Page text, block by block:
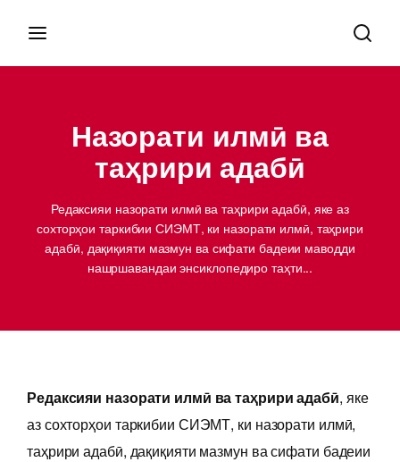
Назорати илмӣ ва
таҳрири адабӣ
Редаксияи назорати илмӣ ва таҳрири адабӣ, яке аз
сохторҳои таркибии СИЭМТ, ки назорати илмӣ, таҳрири
адабӣ, дақиқияти мазмун ва сифати бадеии маводди
нашршавандаи энсиклопедиро таҳти...
Редаксияи назорати илмӣ ва таҳрири адабӣ, яке
аз сохторҳои таркибии СИЭМТ, ки назорати илмӣ,
таҳрири адабӣ, дақиқияти мазмун ва сифати бадеии